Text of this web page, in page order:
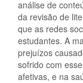
análise de
da revisão de
que as redes
estudantes. A
prejuízos
sofrido com
afetivas, e na